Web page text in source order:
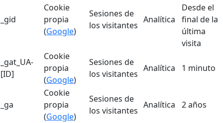
_gid
Cookie
propia
(Google)
Sesiones de
los visitantes
Analítica
Desde el
final de la
última
visita
_gat_UA-
[ID]
Cookie
propia
(Google)
Sesiones de
los visitantes
Analítica 1 minuto
_ga
Cookie
propia
(Google)
Sesiones de
los visitantes
Analítica 2 años